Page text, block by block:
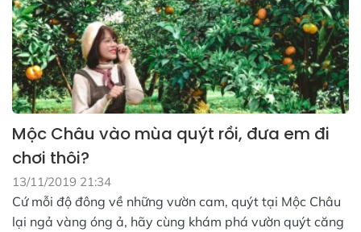
Mộc Châu vào mùa quýt rồi, đưa em đi
chơi thôi?
13/11/2019 21:34
Cứ mỗi độ đông về những vườn cam, quýt tại Mộc Châu
lại ngả vàng óng ả, hãy cùng khám phá vườn quýt căng